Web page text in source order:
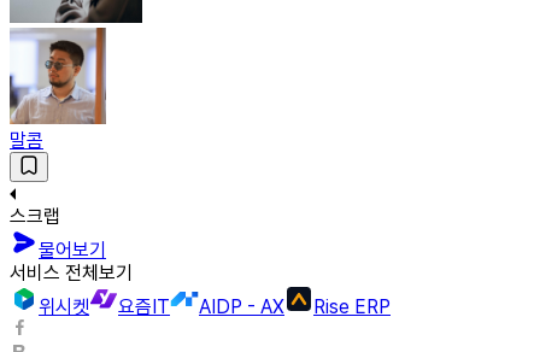
말콤
스크랩
물어보기
서비스 전체보기
위시켓
요즘IT AIDP - AX Rise ERP